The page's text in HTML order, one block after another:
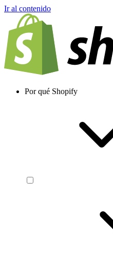
Ir al contenido
Por qué Shopify